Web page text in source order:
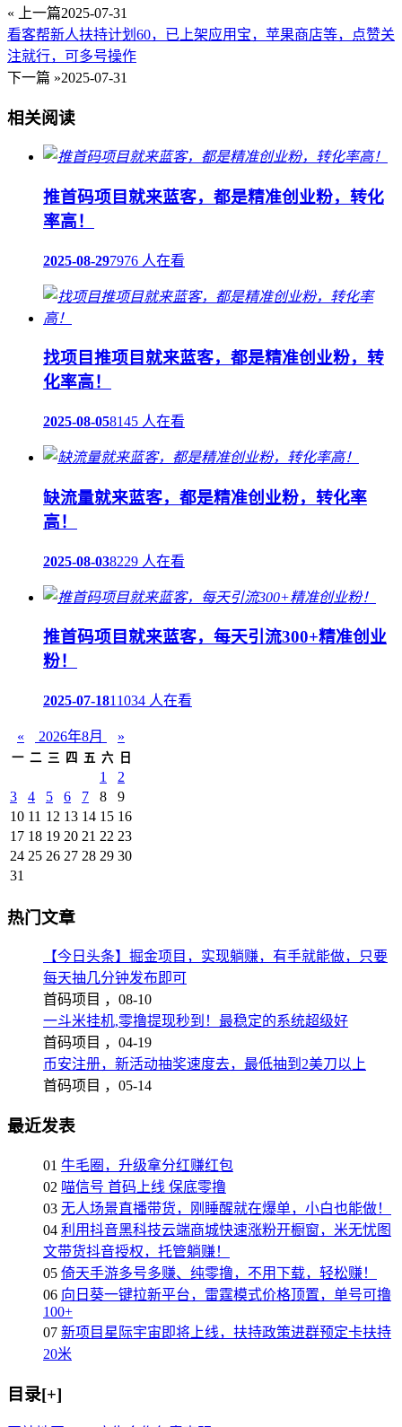
« 上一篇2025-07-31
看客帮新人扶持计划60，已上架应用宝，苹果商店等，点赞关
注就行，可多号操作
下一篇 »2025-07-31
相关阅读
推首码项目就来蓝客，都是精准创业粉，转化
率高！
2025-08-297976 人在看
找项目推项目就来蓝客，都是精准创业粉，转
化率高！
2025-08-058145 人在看
缺流量就来蓝客，都是精准创业粉，转化率
高！
2025-08-038229 人在看
推首码项目就来蓝客，每天引流300+精准创业
粉！
2025-07-1811034 人在看
« 2026年8月 »
一 二 三 四 五 六 日
1
2
3
4 5 6 7 8
9
10 11 12 13 14 15 16
17 18 19 20 21 22 23
24 25 26 27 28 29 30
31
热门文章
【今日头条】掘金项目，实现躺赚，有手就能做，只要
每天抽几分钟发布即可
首码项目 ， 08-10
一斗米挂机,零撸提现秒到！最稳定的系统超级好
首码项目 ， 04-19
币安注册，新活动抽奖速度去，最低抽到2美刀以上
首码项目 ， 05-14
最近发表
01 牛毛圈，升级拿分红赚红包
02 喵信号 首码上线 保底零撸
03 无人场景直播带货，刚睡醒就在爆单，小白也能做！
04 利用抖音黑科技云端商城快速涨粉开橱窗，米无忧图
文带货抖音授权，托管躺赚！
05 倚天手游多号多赚、纯零撸，不用下载，轻松赚！
06 向日葵一键拉新平台，雷霆模式价格顶置，单号可撸
100+
07 新项目星际宇宙即将上线，扶持政策进群预定卡扶持
20米
目录[+]